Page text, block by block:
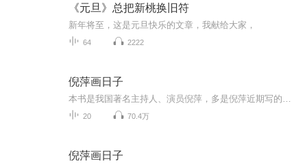
《元旦》总把新桃换旧符
新年将至，这是元旦快乐的文章，我献给大家，
64 2222
倪萍画日子
20 70.4万
倪萍画日子